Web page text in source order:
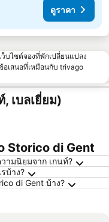
ดูราคา
บไซต์จองที่พักเปลี่ยนแปลง
เสนอที่เหมือนกับ trivago
เบลเยี่ยม)
Storico di Gent
ามนิยมจาก เกนท์?
บ้าง?
di Gent บ้าง?